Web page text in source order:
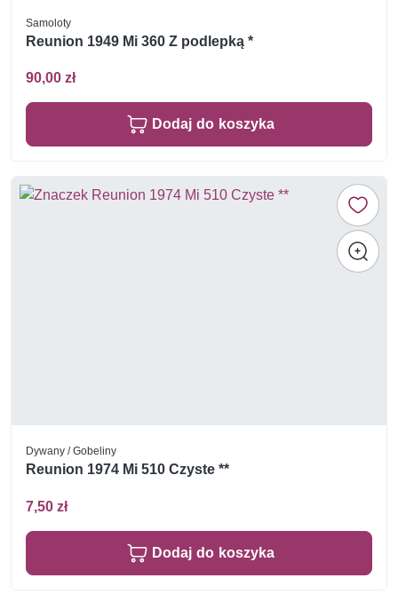
Samoloty
Reunion 1949 Mi 360 Z podlepką *
90,00 zł
Dodaj do koszyka
Dywany / Gobeliny
Reunion 1974 Mi 510 Czyste **
7,50 zł
Dodaj do koszyka